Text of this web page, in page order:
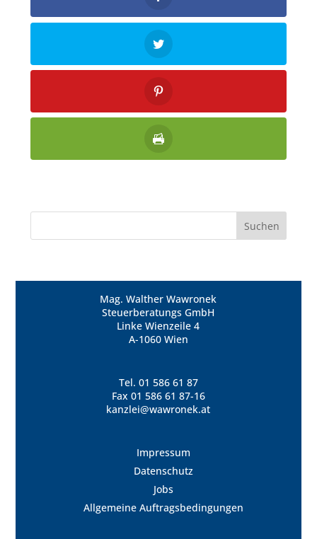
Mag. Walther Wawronek
Steuerberatungs GmbH
Linke Wienzeile 4
A-1060 Wien
Tel. 01 586 61 87
Fax 01 586 61 87-16
kanzlei@wawronek.at
Impressum
Datenschutz
Jobs
Allgemeine Auftragsbedingungen